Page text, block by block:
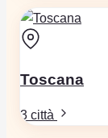
Toscana
3 città